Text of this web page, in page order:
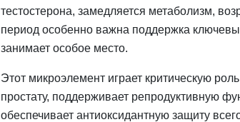
тестостерона, замедляется метаболизм,
период особенно важна поддержка
занимает особое место.
Этот микроэлемент играет критическую
простату, поддерживает репродуктивную
обеспечивает антиоксидантную защиту